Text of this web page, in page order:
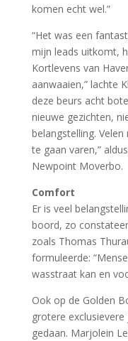
komen echt wel.”
“Het was een
mijn leads uitkomt,
Kortlevens van
aanwaaien,” lachte
deze beurs acht
nieuwe gezichten,
belangstelling.
te gaan varen,”
Newpoint Moverbo.
Comfort
Er is veel
boord, zo
zoals Thomas
formuleerde:
wasstraat kan en
Ook op de Golden
grotere
gedaan. Marjolein